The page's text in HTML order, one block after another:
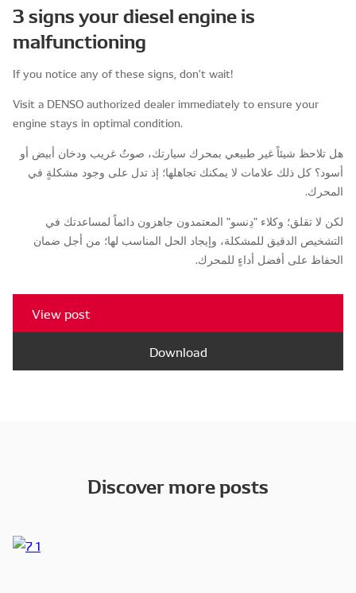
3 signs your diesel engine is
malfunctioning
If you notice any of these signs, don't wait!
Visit a DENSO authorized dealer immediately to ensure your
engine stays in optimal condition.
هل تلاحظ شيئاً غير طبيعي بمحرك سيارتك، صوتٌ غريب ودخان أبيض أو
أسود؟ كل ذلك علامات لا يمكنك تجاهلها؛ إذ تدل على وجود مشكلةٍ في
المحرك.
لكن لا تقلق؛ وكلاء "دِنسو" المعتمدون جاهزون دائماً لمساعدتك في
التشخيص الدقيق للمشكلة، وإيجاد الحل المناسب لها؛ من أجل ضمان
الحفاظ على أفضل أداءٍ للمحرك.
View post
Download
Discover more posts